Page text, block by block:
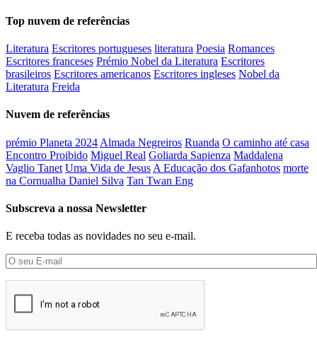
Top nuvem de referências
Literatura Escritores portugueses literatura Poesia Romances
Escritores franceses Prémio Nobel da Literatura Escritores
brasileiros Escritores americanos Escritores ingleses Nobel da
Literatura Freida
Nuvem de referências
prémio Planeta 2024 Almada Negreiros Ruanda O caminho até casa
Encontro Proibido Miguel Real Goliarda Sapienza Maddalena
Vaglio Tanet Uma Vida de Jesus A Educação dos Gafanhotos morte
na Cornualha Daniel Silva Tan Twan Eng
Subscreva a nossa Newsletter
E receba todas as novidades no seu e-mail.